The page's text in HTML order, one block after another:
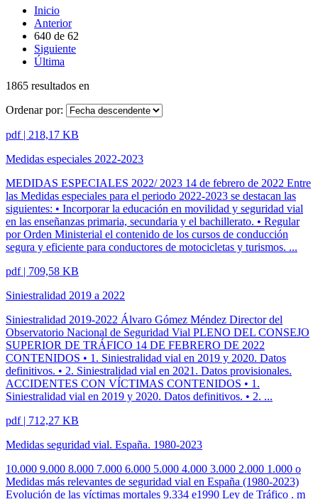
Inicio
Anterior
640 de 62
Siguiente
Última
1865 resultados en
Ordenar por:
pdf | 218,17 KB
Medidas especiales 2022-2023
MEDIDAS ESPECIALES 2022/ 2023 14 de febrero de 2022 Entre
las Medidas especiales para el periodo 2022-2023 se destacan las
siguientes: • Incorporar la educación en movilidad y seguridad vial
en las enseñanzas primaria, secundaria y el bachillerato. • Regular
por Orden Ministerial el contenido de los cursos de conducción
segura y eficiente para conductores de motocicletas y turismos. ...
pdf | 709,58 KB
Siniestralidad 2019 a 2022
Siniestralidad 2019-2022 Álvaro Gómez Méndez Director del
Observatorio Nacional de Seguridad Vial PLENO DEL CONSEJO
SUPERIOR DE TRÁFICO 14 DE FEBRERO DE 2022
CONTENIDOS • 1. Siniestralidad vial en 2019 y 2020. Datos
definitivos. • 2. Siniestralidad vial en 2021. Datos provisionales.
ACCIDENTES CON VÍCTIMAS CONTENIDOS • 1.
Siniestralidad vial en 2019 y 2020. Datos definitivos. • 2. ...
pdf | 712,27 KB
Medidas seguridad vial. España. 1980-2023
10.000 9.000 8.000 7.000 6.000 5.000 4.000 3.000 2.000 1.000 o
Medidas más relevantes de seguridad vial en España (1980-2023)
Evolución de las víctimas mortales 9.334 e1990 Ley de Tráfico . m